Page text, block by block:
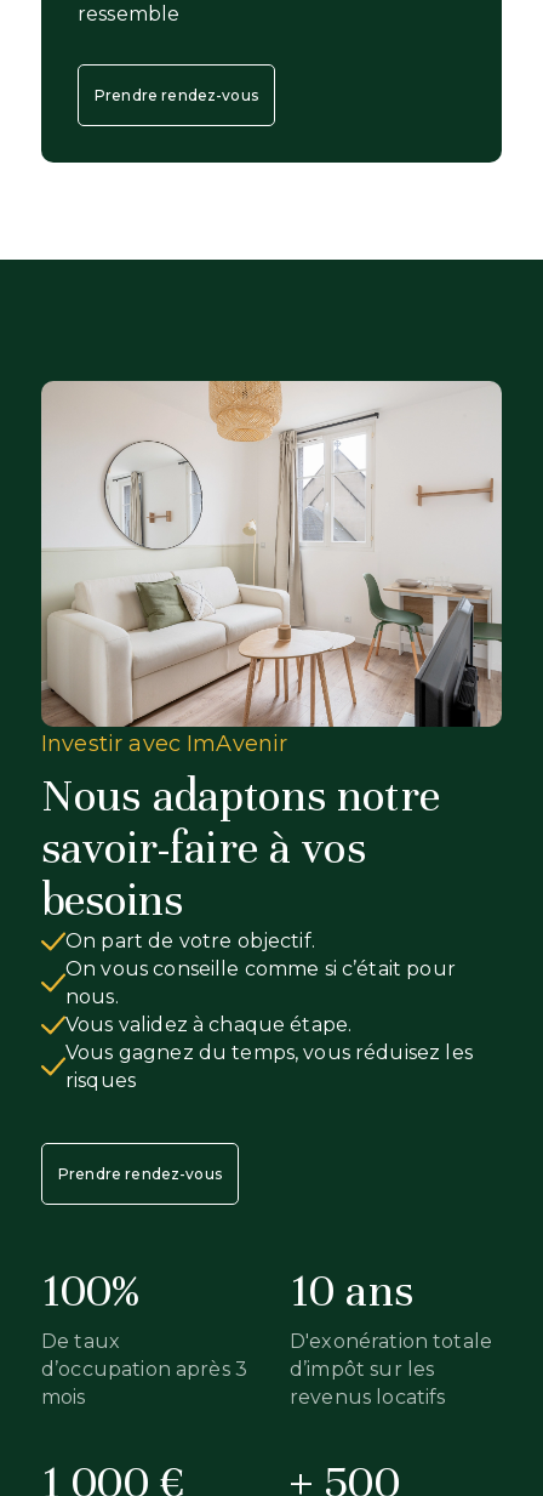
ressemble
Prendre rendez-vous
Investir avec ImAvenir
Nous adaptons notre
savoir-faire à vos
besoins
On part de votre objectif.
On vous conseille comme si c’était pour
nous.
Vous validez à chaque étape.
Vous gagnez du temps, vous réduisez les
risques
Prendre rendez-vous
100%
De taux
d’occupation après 3
mois
10 ans
D'exonération totale
d’impôt sur les
revenus locatifs
1 000 € + 500